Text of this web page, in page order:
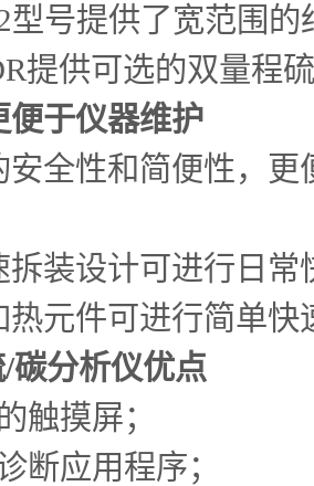
型号提供了宽范围
提供可选的双量程
便于仪器维护
安全性和简便性，
拆装设计可进行日
热元件可进行简单
碳分析仪优点
触摸屏；
断应用程序；